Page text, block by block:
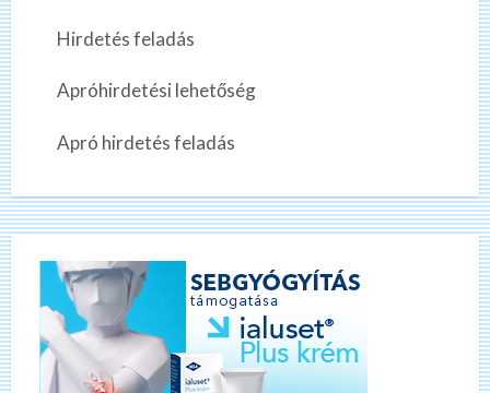
Hirdetés feladás
Apróhirdetési lehetőség
Apró hirdetés feladás